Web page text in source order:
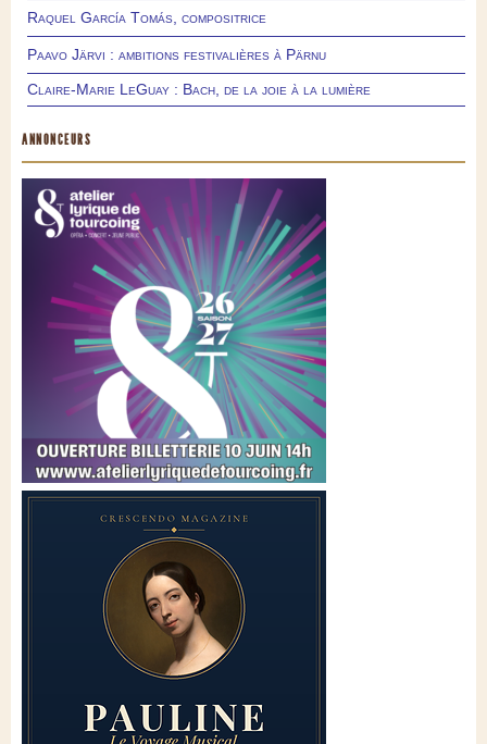
Raquel García Tomás, compositrice
Paavo Järvi : ambitions festivalières à Pärnu
Claire-Marie LeGuay : Bach, de la joie à la lumière
ANNONCEURS